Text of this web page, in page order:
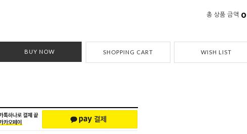
총 상품 금액 0
BUY NOW SHOPPING CART WISH LIST